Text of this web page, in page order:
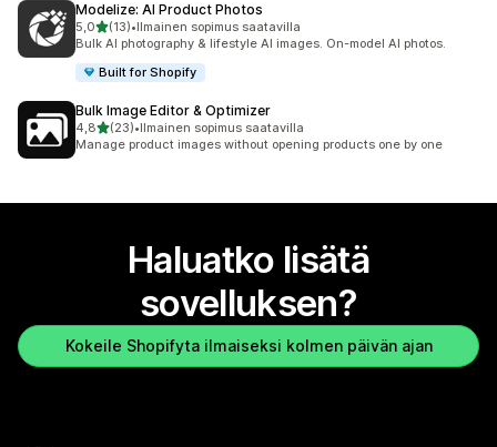
Modelize: AI Product Photos
5,0/ 5 tähteä
(13)
13 arvostelua yhteensä
•Ilmainen sopimus saatavilla
Bulk AI photography & lifestyle AI images. On-model AI photos.
Built for Shopify
Bulk Image Editor & Optimizer
4,8/ 5 tähteä
(23)
23 arvostelua yhteensä
•Ilmainen sopimus saatavilla
Manage product images without opening products one by one
Haluatko lisätä
sovelluksen?
Kokeile Shopifyta ilmaiseksi kolmen päivän ajan